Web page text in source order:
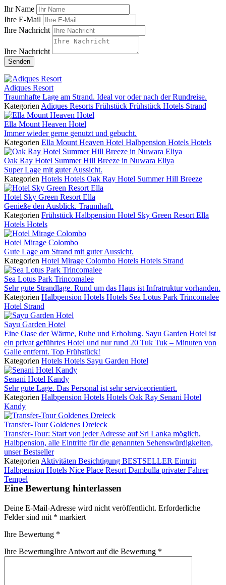
Ihr Name
Ihre E-Mail
Ihre Nachricht
Ihre Nachricht
Senden
Adiques Resort
Traumhafte Lage am Strand. Ideal vor oder nach der Rundreise.
Kategorien Adiques Resorts Frühstück Frühstück Hotels Strand
Ella Mount Heaven Hotel
Immer wieder gerne genutzt und gebucht.
Kategorien Ella Mount Heaven Hotel Halbpension Hotels Hotels
Oak Ray Hotel Summer Hill Breeze in Nuwara Eliya
Super Lage mit guter Aussicht.
Kategorien Hotels Hotels Oak Ray Hotel Summer Hill Breeze
Hotel Sky Green Resort Ella
Genieße den Ausblick. Traumhaft.
Kategorien Frühstück Halbpension Hotel Sky Green Resort Ella
Hotels Hotels
Hotel Mirage Colombo
Gute Lage am Strand mit guter Aussicht.
Kategorien Hotel Mirage Colombo Hotels Hotels Strand
Sea Lotus Park Trincomalee
Sehr gute Strandlage. Rund um das Haus ist Infratruktur vorhanden.
Kategorien Halbpension Hotels Hotels Sea Lotus Park Trincomalee
Hotel Strand
Sayu Garden Hotel
Eine Oase der Wärme, Ruhe und Erholung. Sayu Garden Hotel ist
ein privat geführtes Hotel und nur rund 20 Tuk Tuk – Minuten von
Galle entfernt. Top Frühstück!
Kategorien Hotels Hotels Sayu Garden Hotel
Senani Hotel Kandy
Sehr gute Lage. Das Personal ist sehr serviceorientiert.
Kategorien Halbpension Hotels Hotels Oak Ray Senani Hotel
Kandy
Transfer-Tour Goldenes Dreieck
Transfer-Tour: Start von jeder Adresse auf Sri Lanka möglich,
Halbpension, alle Eintritte für die genannten Sehenswürdigkeiten,
unser Bestseller
Kategorien Aktivitäten Besichtigung BESTSELLER Eintritt
Halbpension Hotels Nice Place Resort Dambulla privater Fahrer
Tempel
Eine Bewertung hinterlassen
Deine E-Mail-Adresse wird nicht veröffentlicht. Erforderliche
Felder sind mit * markiert
Ihre Bewertung *
Ihre BewertungIhre Antwort auf die Bewertung *